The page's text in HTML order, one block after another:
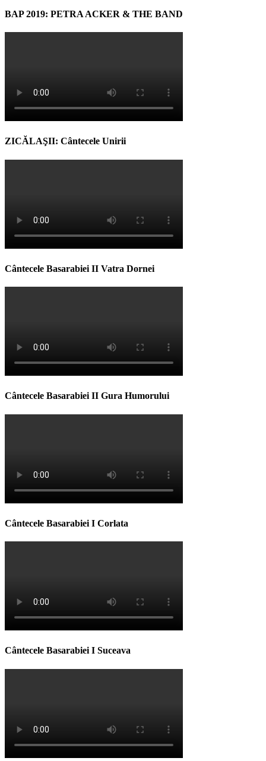
BAP 2019: PETRA ACKER & THE BAND
ZICĂLAŞII: Cântecele Unirii
Cântecele Basarabiei II Vatra Dornei
Cântecele Basarabiei II Gura Humorului
Cântecele Basarabiei I Corlata
Cântecele Basarabiei I Suceava